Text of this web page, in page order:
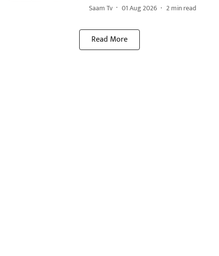
Saam Tv 01 Aug 2026 2min read
Read More